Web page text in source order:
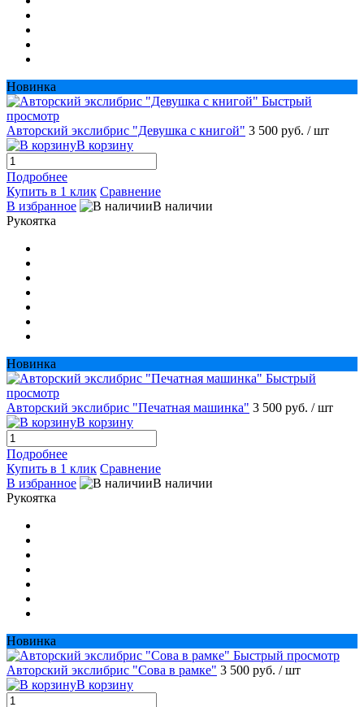
Новинка
Быстрый
просмотр
Авторский экслибрис "Девушка с книгой" 3 500 руб. / шт
В корзину
Подробнее
Купить в 1 клик Сравнение
В избранное
В наличии
Рукоятка
Новинка
Быстрый
просмотр
Авторский экслибрис "Печатная машинка" 3 500 руб. / шт
В корзину
Подробнее
Купить в 1 клик Сравнение
В избранное
В наличии
Рукоятка
Новинка
Быстрый просмотр
Авторский экслибрис "Сова в рамке" 3 500 руб. / шт
В корзину